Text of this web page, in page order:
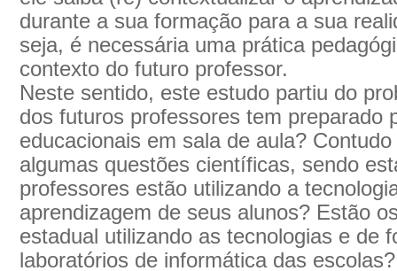
durante a sua formação para a sua
seja, é necessária uma prática
contexto do futuro professor.
Neste sentido, este estudo partiu do
dos futuros professores tem preparado
educacionais em sala de aula?
algumas questões científicas, sendo
professores estão utilizando a
aprendizagem de seus alunos? Estão
estadual utilizando as tecnologias e de
laboratórios de informática das escolas?